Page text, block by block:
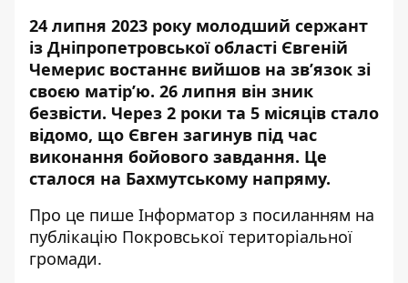
24 липня 2023 року молодший сержант
із Дніпропетровської області Євгеній
Чемерис востаннє вийшов на зв’язок зі
своєю матір’ю. 26 липня він зник
безвісти. Через 2 роки та 5 місяців стало
відомо, що Євген загинув під час
виконання бойового завдання. Це
сталося на Бахмутському напряму.
Про це пише Інформатор з посиланням на
публікацію Покровської територіальної
громади.